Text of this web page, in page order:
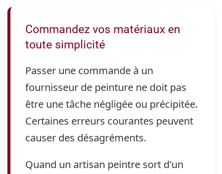
Commandez vos matériaux en
toute simplicité
Passer une commande à un
fournisseur de peinture ne doit pas
être une tâche négligée ou précipitée.
Certaines erreurs courantes peuvent
causer des désagréments.
Quand un artisan peintre sort d'un